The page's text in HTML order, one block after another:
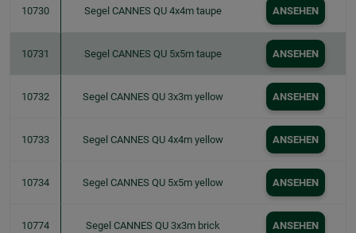
10730 Segel CANNES QU 4x4m taupe ANSEHEN
10731 Segel CANNES QU 5x5m taupe ANSEHEN
10732 Segel CANNES QU 3x3m yellow ANSEHEN
10733 Segel CANNES QU 4x4m yellow ANSEHEN
10734 Segel CANNES QU 5x5m yellow ANSEHEN
10774 Segel CANNES QU 3x3m brick ANSEHEN